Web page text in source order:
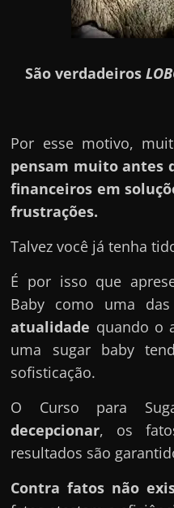
São verdadeiros
Por esse motivo,
pensam muito antes
financeiros em
frustrações.
Talvez você já tenha
É por isso que
Baby como uma das
atualidade quando o
uma sugar baby
sofisticação.
O Curso para
decepcionar, os
resultados são
Contra fatos não